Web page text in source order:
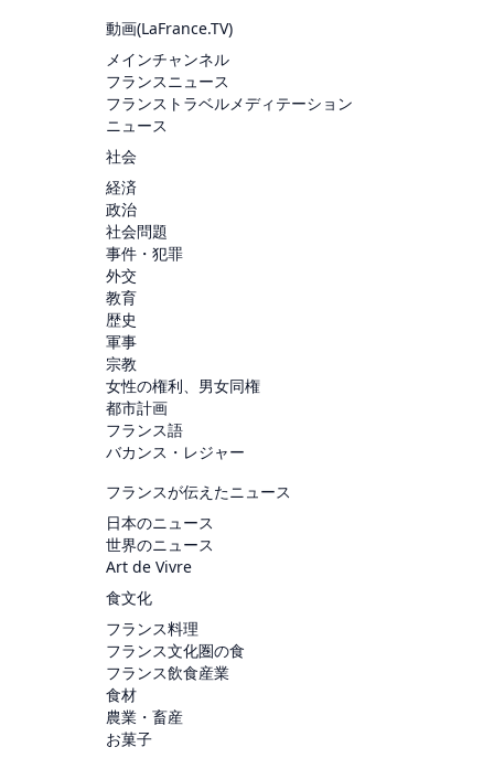
動画(LaFrance.TV)
メインチャンネル
フランスニュース
フランストラベルメディテーション
ニュース
社会
経済
政治
社会問題
事件・犯罪
外交
教育
歴史
軍事
宗教
女性の権利、男女同権
都市計画
フランス語
バカンス・レジャー
フランスが伝えたニュース
日本のニュース
世界のニュース
Art de Vivre
食文化
フランス料理
フランス文化圏の食
フランス飲食産業
食材
農業・畜産
お菓子